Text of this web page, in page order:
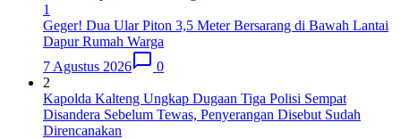
1
Geger! Dua Ular Piton 3,5 Meter Bersarang di Bawah Lantai
Dapur Rumah Warga
7 Agustus 2026
0
2
Kapolda Kalteng Ungkap Dugaan Tiga Polisi Sempat
Disandera Sebelum Tewas, Penyerangan Disebut Sudah
Direncanakan